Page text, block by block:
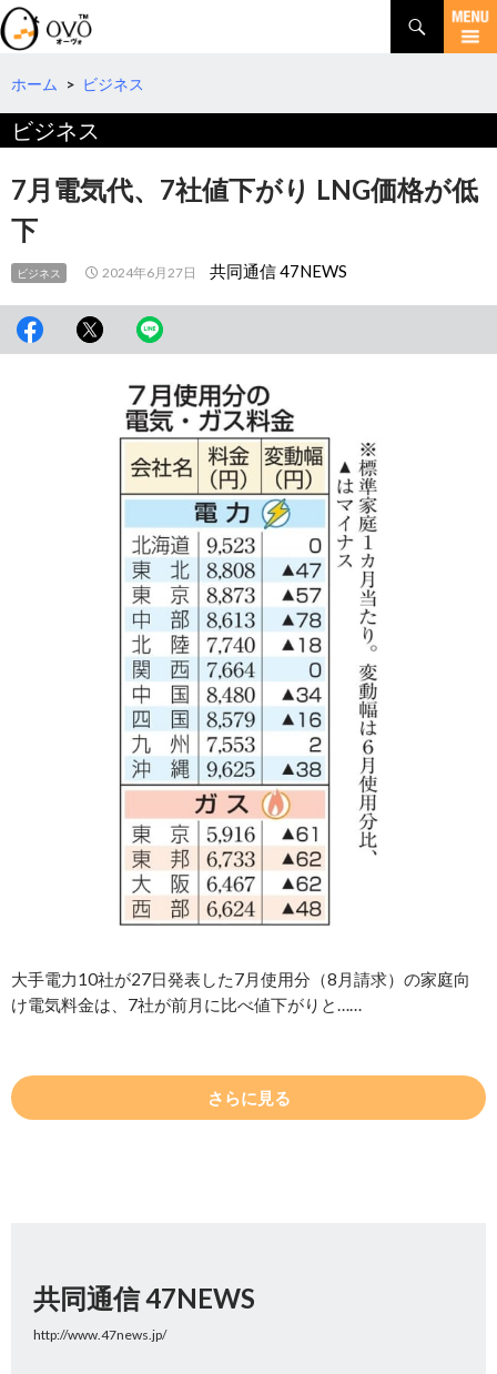
検
索
コ
テ
へ
移
動
ホーム > ビジネス
ビジネス
7月電気代、7社値下がり LNG価格が低
下
ビジネス 2024年6月27日 共同通信 47NEWS
大手電力10社が27日発表した7月使用分（8月請求）の家庭向
け電気料金は、7社が前月に比べ値下がりと……
さらに見る
共同通信 47NEWS
http://www.47news.jp/